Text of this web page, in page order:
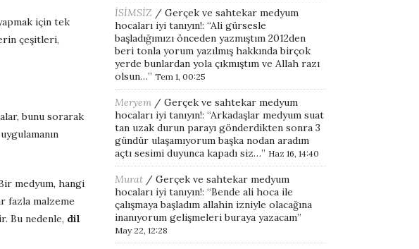
için tek
çeşitleri,
bunu sorarak
medyum, hangi
fazla malzeme
Bu nedenle, dil
İSİMSİZ / Gerçek ve sahtekar medyum
hocaları iyi tanıyın!: “Ali gürsesle
başladığımızı önceden yazmıştım 2012den
beri tonla yorum yazılmış hakkında birçok
yerde bunlardan yola çıkmıştım ve Allah razı
olsun…” Tem 1, 00:25
Meryem / Gerçek ve sahtekar medyum
hocaları iyi tanıyın!: “Arkadaşlar medyum suat
tan uzak durun parayı gönderdikten sonra 3
gündür ulaşamıyorum başka nodan aradım
açtı sesimi duyunca kapadı siz…” Haz 16, 14:40
Murat / Gerçek ve sahtekar medyum
hocaları iyi tanıyın!: “Bende ali hoca ile
çalışmaya başladım allahin izniyle olacağına
inanıyorum gelişmeleri buraya yazacam”
May 22, 12:28